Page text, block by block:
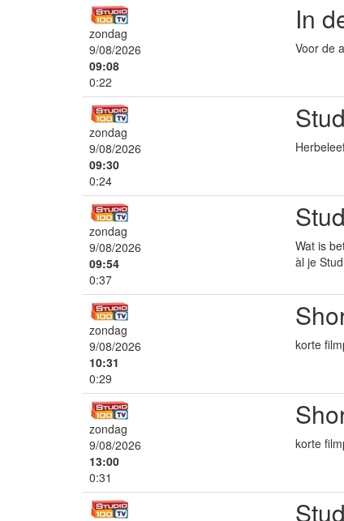
zondag
9/08/2026
09:08
0:22
In
Voor de
zondag
9/08/2026
09:30
0:24
zondag
9/08/2026
09:54
0:37
Wat is
àl je
zondag
9/08/2026
10:31
0:29
korte
zondag
9/08/2026
13:00
0:31
korte